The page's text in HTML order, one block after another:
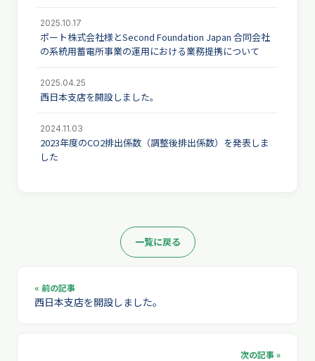
2025.10.17
ポート株式会社様とSecond Foundation Japan 合同会社
の系統用蓄電所事業の運用における業務提携について
2025.04.25
西日本支店を開設しました。
2024.11.03
2023年度のCO2排出係数（調整後排出係数）を発表しま
した
« 前の記事
西日本支店を開設しました。
一覧に戻る
次の記事 »